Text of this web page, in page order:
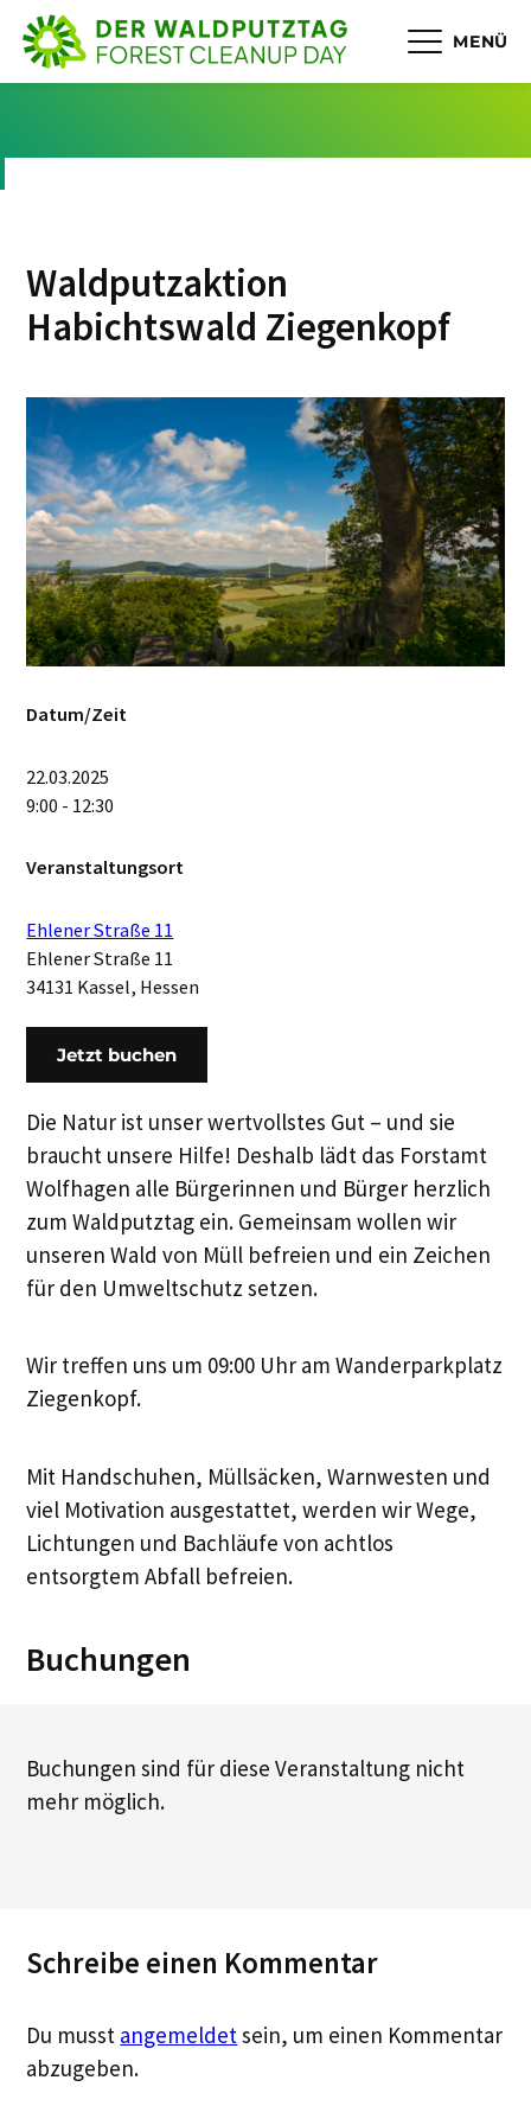
MENÜ
Waldputzaktion
Habichtswald Ziegenkopf
Datum/Zeit
22.03.2025
9:00 - 12:30
Veranstaltungsort
Ehlener Straße 11
Ehlener Straße 11
34131 Kassel, Hessen
Jetzt buchen
Die Natur ist unser wertvollstes Gut – und sie
braucht unsere Hilfe! Deshalb lädt das Forstamt
Wolfhagen alle Bürgerinnen und Bürger herzlich
zum Waldputztag ein. Gemeinsam wollen wir
unseren Wald von Müll befreien und ein Zeichen
für den Umweltschutz setzen.
Wir treffen uns um 09:00 Uhr am Wanderparkplatz
Ziegenkopf.
Mit Handschuhen, Müllsäcken, Warnwesten und
viel Motivation ausgestattet, werden wir Wege,
Lichtungen und Bachläufe von achtlos
entsorgtem Abfall befreien.
Buchungen
Buchungen sind für diese Veranstaltung nicht
mehr möglich.
Schreibe einen Kommentar
Du musst angemeldetsein, um einen Kommentar
abzugeben.